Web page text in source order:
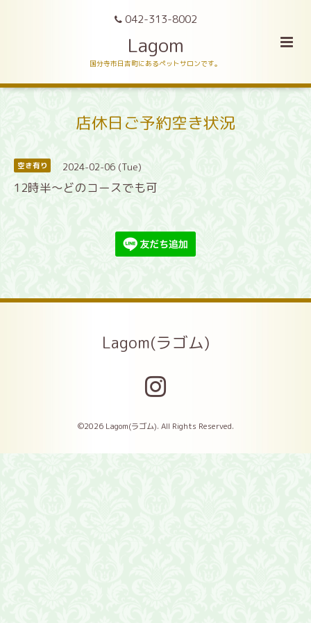
042-313-8002
Lagom
国分寺市日吉町にあるペットサロンです。
店休日ご予約空き状況
空き有り 2024-02-06 (Tue)
12時半〜どのコースでも可
Lagom(ラゴム)
©2026 Lagom(ラゴム). All Rights Reserved.